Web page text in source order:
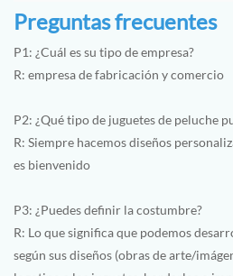
Preguntas frecuentes
P1: ¿Cuál es su tipo de empresa?
R: empresa de fabricación y comercio
P2: ¿Qué tipo de juguetes de peluche
R: Siempre hacemos diseños
es bienvenido
P3: ¿Puedes definir la costumbre?
R: Lo que significa que podemos
según sus diseños (obras de arte/